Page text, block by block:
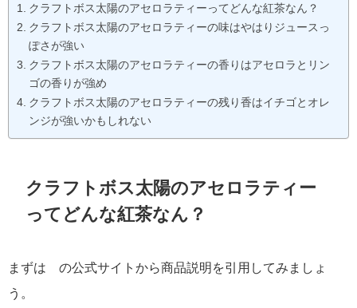
クラフトボス太陽のアセロラティーってどんな紅茶なん？
クラフトボス太陽のアセロラティーの味はやはりジュースっ
ぽさが強い
クラフトボス太陽のアセロラティーの香りはアセロラとリン
ゴの香りが強め
クラフトボス太陽のアセロラティーの残り香はイチゴとオレ
ンジが強いかもしれない
クラフトボス太陽のアセロラティー
ってどんな紅茶なん？
まずは の公式サイトから商品説明を引用してみましょ
う。